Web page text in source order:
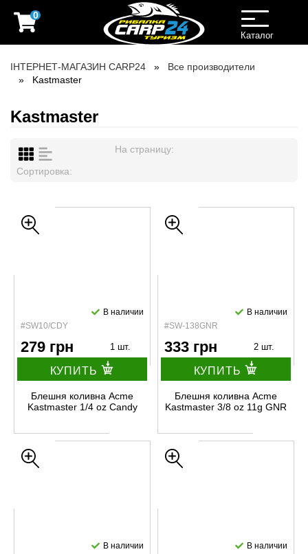
0
Toggle
navigation
Каталог
ІНТЕРНЕТ-МАГАЗИН CARP24
Все производители
Kastmaster
Kastmaster
На страницу:
Сортировка:
#SW10/CDY
В наличии
279 грн 1 шт.
КУПИТЬ
Блешня коливна Acme
Kastmaster 1/4 oz Candy
#SW-138GNR
В наличии
333 грн 2 шт.
КУПИТЬ
Блешня коливна Acme
Kastmaster 3/8 oz 11g GNR
В наличии В наличии